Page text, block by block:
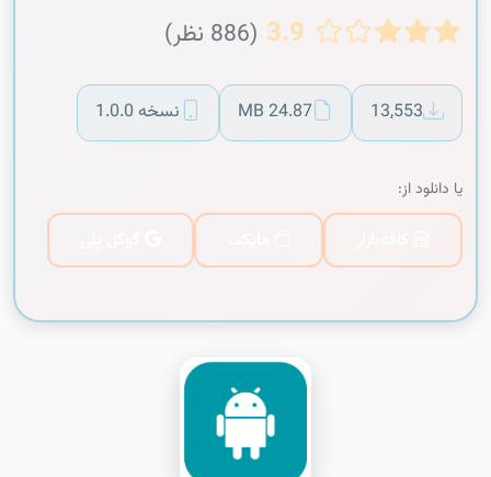
3.9 (886 نظر)
13,553
24.87 MB نسخه 1.0.0
یا دانلود از: